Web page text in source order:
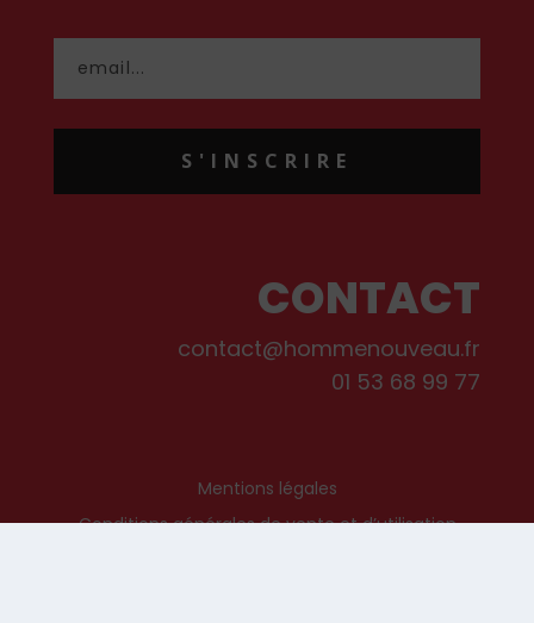
S'INSCRIRE
CONTACT
contact@hommenouveau.fr
01 53 68 99 77
Mentions légales
Conditions générales de vente et d’utilisation